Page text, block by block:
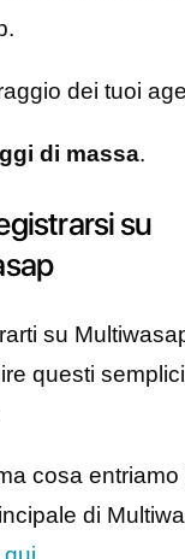
e contro.
potrai
migliore
Ecco le
di
Multi
su